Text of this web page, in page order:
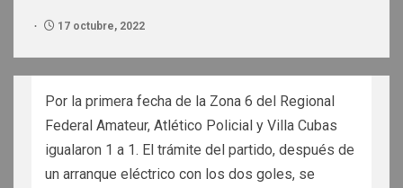
17 octubre, 2022
Por la primera fecha de la Zona 6 del Regional
Federal Amateur, Atlético Policial y Villa Cubas
igualaron 1 a 1. El trámite del partido, después de
un arranque eléctrico con los dos goles, se